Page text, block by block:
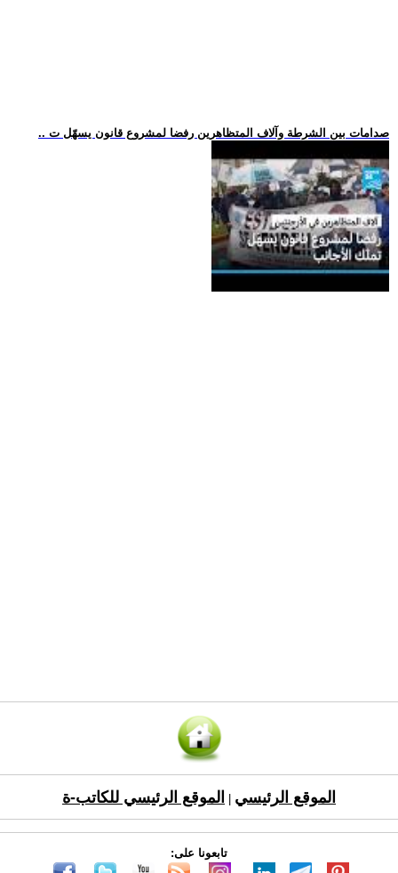
.. صدامات بين الشرطة وآلاف المتظاهرين رفضا لمشروع قانون يسهّل ت
الموقع الرئيسي الموقع الرئيسي للكاتب-ة
تابعونا على: